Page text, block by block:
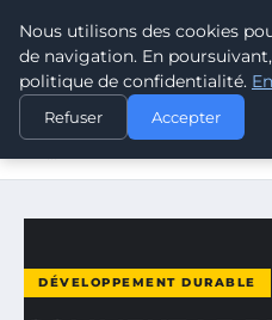
CLIMATE
ACCUEIL
DÉVELOPPEMENT
COMMENT LE BILAN
DÉVELOPPEMENT DURABLE
Nous utilisons des cookies
de navigation. En
politique de confidentialité.
Refuser Accepter